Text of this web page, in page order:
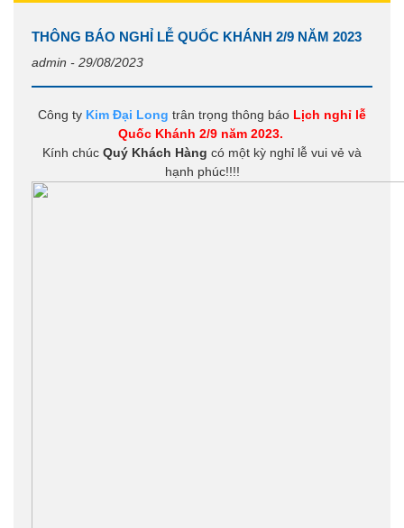
THÔNG BÁO NGHỈ LỄ QUỐC KHÁNH 2/9 NĂM 2023
admin - 29/08/2023
Công ty Kim Đại Long trân trọng thông báo Lịch nghỉ lễ
Quốc Khánh 2/9 năm 2023.
Kính chúc Quý Khách Hàng có một kỳ nghỉ lễ vui vẻ và
hạnh phúc!!!!